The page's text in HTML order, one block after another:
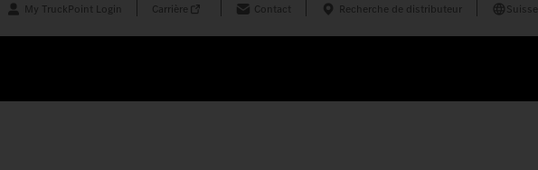
My TruckPoint Login Carrière Contact Recherche de distributeur Suisse